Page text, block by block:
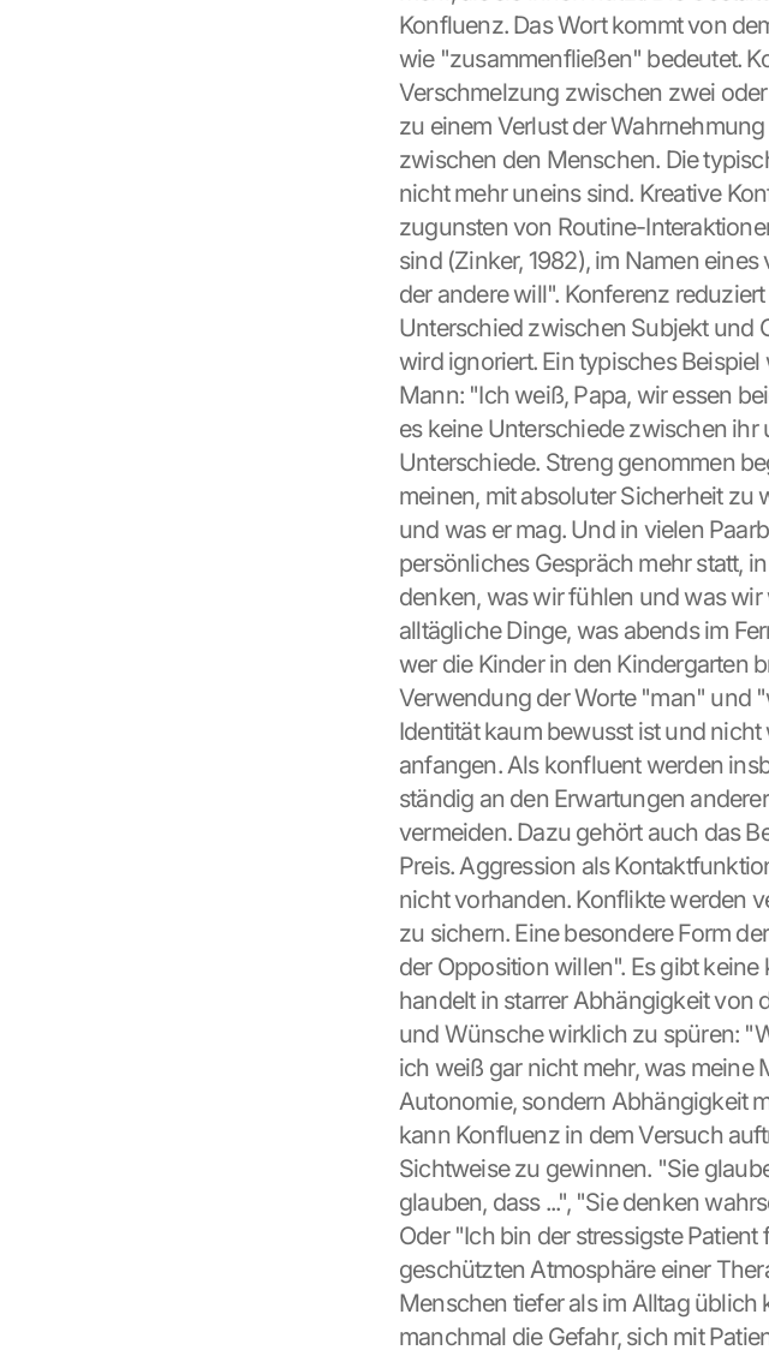
Konfluenz. Das Wort kommt von
wie "zusammenfließen" bedeutet.
Verschmelzung zwischen zwei
zu einem Verlust der
zwischen den Menschen. Die
nicht mehr uneins sind. Kreative
zugunsten von Routine-
sind (Zinker, 1982), im Namen
der andere will". Konferenz
Unterschied zwischen Subjekt und
wird ignoriert. Ein typisches
Mann: "Ich weiß, Papa, wir essen
es keine Unterschiede zwischen
Unterschiede. Streng genommen
meinen, mit absoluter Sicherheit zu
und was er mag. Und in vielen
persönliches Gespräch mehr statt,
denken, was wir fühlen und was
alltägliche Dinge, was abends im
wer die Kinder in den Kindergarten
Verwendung der Worte "man" und
Identität kaum bewusst ist und
anfangen. Als konfluent werden
ständig an den Erwartungen
vermeiden. Dazu gehört auch das
Preis. Aggression als
nicht vorhanden. Konflikte werden
zu sichern. Eine besondere Form
der Opposition willen". Es gibt
handelt in starrer Abhängigkeit von
und Wünsche wirklich zu spüren:
ich weiß gar nicht mehr, was meine
Autonomie, sondern Abhängigkeit
kann Konfluenz in dem Versuch
Sichtweise zu gewinnen. "Sie
glauben, dass ...", "Sie denken
Oder "Ich bin der stressigste
geschützten Atmosphäre einer
Menschen tiefer als im Alltag
manchmal die Gefahr, sich mit
o
a
d
o
o
g
e
M
a
s
:
B
c
l
i
k
i
n
o
n
t
i
s
p
o
t
e
t
i
o
s
c
r